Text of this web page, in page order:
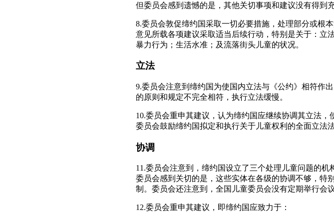
但委员会感到遗憾的是，其他关切事项和建议没有得到
8.委员会敦促缔约国采取一切必要措施，处理部分或根
意见所载各项建议采取适当后续行动，特别是关于：立
暴力行为；生活水准；及流落街头儿童的状况。
立法
9.委员会注意到缔约国为使国内立法与《公约》相符作
的原则和规定不完全相符，执行立法缓慢。
10.委员会重申其建议，认为缔约国应继续协调其立法
委员会鼓励缔约国拟定和执行关于儿童权利的全面立法法
协调
11.委员会注意到，缔约国设立了三个处理儿童问题的
委员会感到关切的是，这些实体在各级的协调不够，特
制。委员会还注意到，全国儿童委员会没有定期举行会
12.委员会重申其建议，即缔约国应致力于：